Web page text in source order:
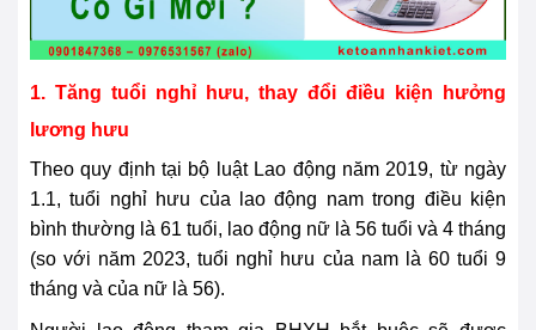
1. Tăng tuổi nghỉ hưu, thay đổi điều kiện hưởng
lương hưu
Theo quy định tại bộ luật Lao động năm 2019, từ ngày
1.1, tuổi nghỉ hưu của lao động nam trong điều kiện
bình thường là 61 tuổi, lao động nữ là 56 tuổi và 4 tháng
(so với năm 2023, tuổi nghỉ hưu của nam là 60 tuổi 9
tháng và của nữ là 56).